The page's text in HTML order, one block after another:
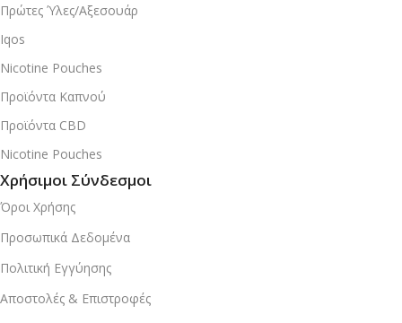
Πρώτες Ύλες/Αξεσουάρ
Iqos
Nicotine Pouches
Προϊόντα Καπνού
Προϊόντα CBD
Nicotine Pouches
Χρήσιμοι Σύνδεσμοι
Όροι Χρήσης
Προσωπικά Δεδομένα
Πολιτική Εγγύησης
Αποστολές & Επιστροφές